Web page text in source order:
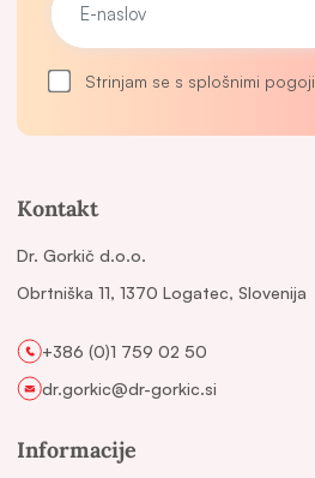
Kontakt
Dr. Gorkič d.o.o.
Obrtniška 11, 1370 Logatec, Slovenija
+386 (0)1 759 02 50
dr.gorkic@dr-gorkic.si
Informacije
Strinjam se s splošnimi pogoji